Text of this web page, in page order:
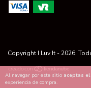
Al navegar por este sitio aceptas
experiencia de compra.
Copyright I Luv It - 2026.